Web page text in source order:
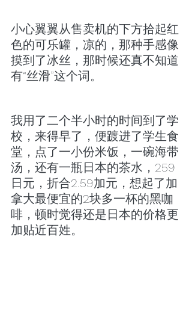
小心翼翼从售卖机的下方拾起红
色的可乐罐，凉的，那种手感像
摸到了冰丝，那时候还真不知道
有“丝滑”这个词。
我用了二个半小时的时间到了学
校，来得早了，便踱进了学生食
堂，点了一小份米饭，一碗海带
汤，还有一瓶日本的茶水，259
日元，折合2.59加元，想起了加
拿大最便宜的2块多一杯的黑咖
啡，顿时觉得还是日本的价格更
加贴近百姓。